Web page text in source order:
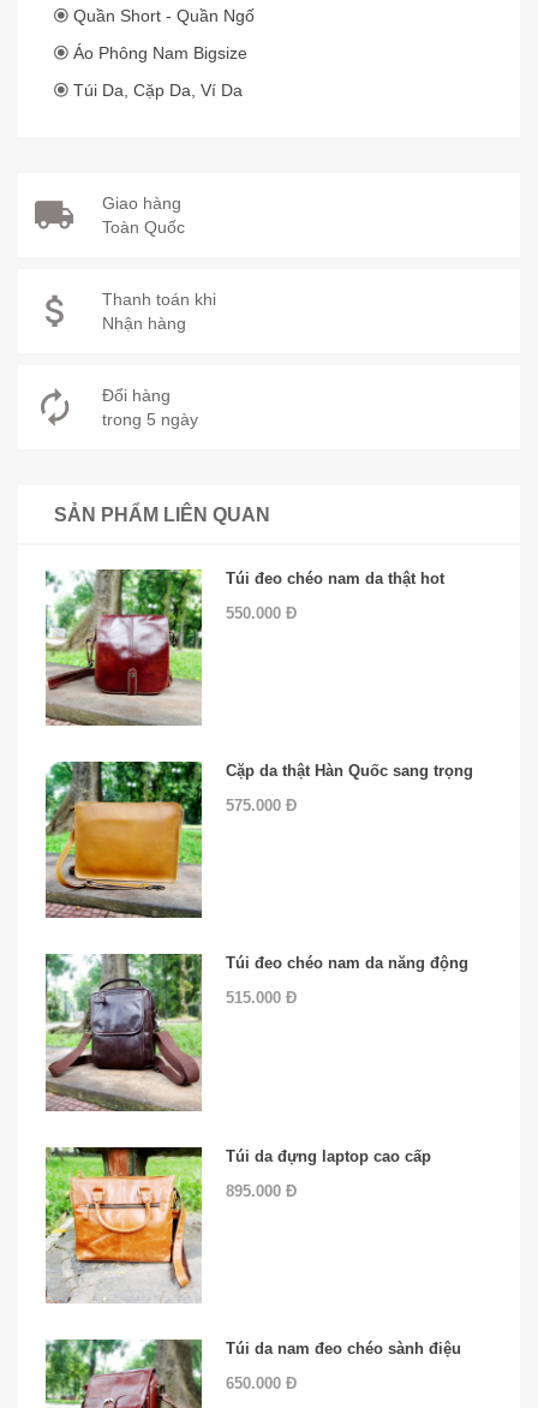
Quần Short - Quần Ngố
Áo Phông Nam Bigsize
Túi Da, Cặp Da, Ví Da
Giao hàng
Toàn Quốc
Thanh toán khi
Nhận hàng
Đổi hàng
trong 5 ngày
SẢN PHẨM LIÊN QUAN
Túi đeo chéo nam da thật hot
550.000 Đ
Cặp da thật Hàn Quốc sang trọng
575.000 Đ
Túi đeo chéo nam da năng động
515.000 Đ
Túi da đựng laptop cao cấp
895.000 Đ
Túi da nam đeo chéo sành điệu
650.000 Đ